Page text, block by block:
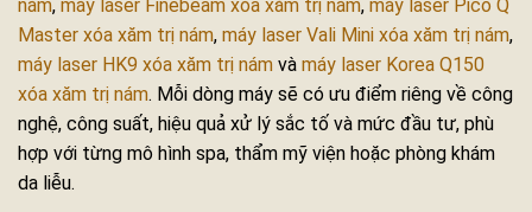
nám, máy laser Finebeam xóa xăm trị nám, máy laser Pico Q
Master xóa xăm trị nám, máy laser Vali Mini xóa xăm trị nám,
máy laser HK9 xóa xăm trị nám và máy laser Korea Q150
xóa xăm trị nám. Mỗi dòng máy sẽ có ưu điểm riêng về công
nghệ, công suất, hiệu quả xử lý sắc tố và mức đầu tư, phù
hợp với từng mô hình spa, thẩm mỹ viện hoặc phòng khám
da liễu.